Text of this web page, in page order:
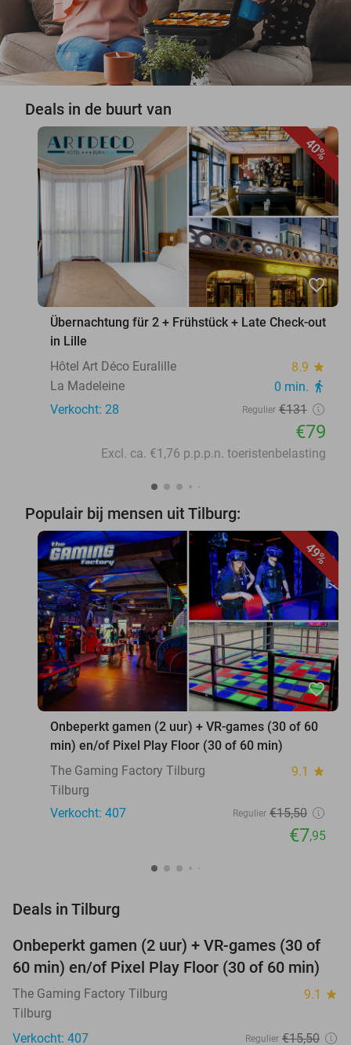
Deals in de buurt van
40%
favorite_border
Übernachtung für 2 + Frühstück + Late Check-out
in Lille
Hôtel Art Déco Euralille
8.9 star
La Madeleine 0 min. directions_walk
Verkocht: 28 Regulier €131
€79
Excl. ca. €1,76 p.p.p.n. toeristenbelasting
Populair bij mensen uit Tilburg:
49%
favorite_border
Onbeperkt gamen (2 uur) + VR-games (30 of 60
min) en/of Pixel Play Floor (30 of 60 min)
The Gaming Factory Tilburg
9.1 star
Tilburg
Verkocht: 407
Regulier €15,50
€7,95
Deals in Tilburg
49%
Onbeperkt gamen (2 uur) + VR-games (30 of
60 min) en/of Pixel Play Floor (30 of 60 min)
The Gaming Factory Tilburg 9.1 star
Tilburg
Verkocht: 407
Regulier €15,50